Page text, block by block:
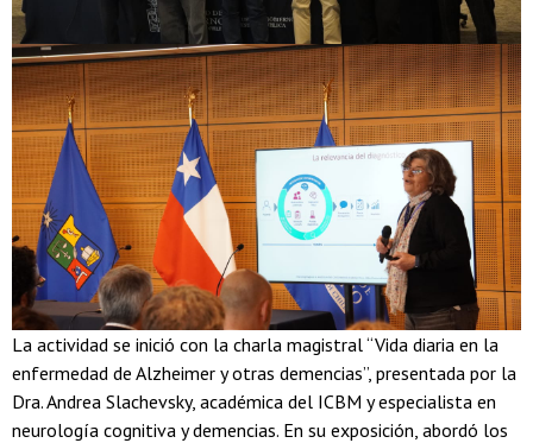
La actividad se inició con la charla magistral “Vida diaria en la
enfermedad de Alzheimer y otras demencias”, presentada por la
Dra. Andrea Slachevsky, académica del ICBM y especialista en
neurología cognitiva y demencias. En su exposición, abordó los